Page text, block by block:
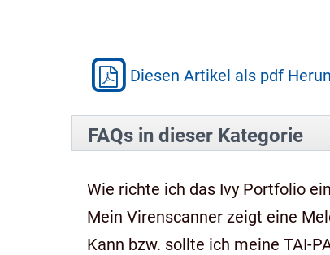
Diesen Artikel als pdf
FAQs in dieser Kategorie
Wie richte ich das Ivy Portfolio
Mein Virenscanner zeigt eine
Kann bzw. sollte ich meine TAI-